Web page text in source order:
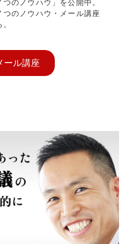
のノウハウ」を公開中。
つのノウハウ・メール講座
ール講座